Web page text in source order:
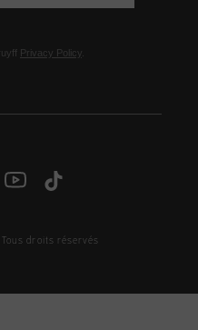
Privacy Policy
droits réservés